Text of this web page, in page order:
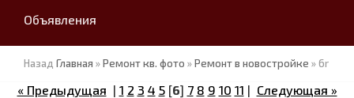
Объявления
Назад Главная »Ремонт кв. фото »Ремонт в новостройке » 6r
« Предыдущая | 1 2 3 4 5[6] 7 8 9 10 11 | Следующая »